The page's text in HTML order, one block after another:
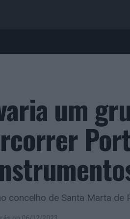
um
concelho de Santa Marta de